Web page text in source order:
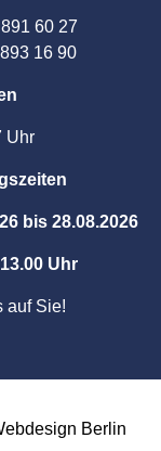
60 27
16 90
Uhr
bis 28.08.2026
Uhr
auf Sie!
Berlin